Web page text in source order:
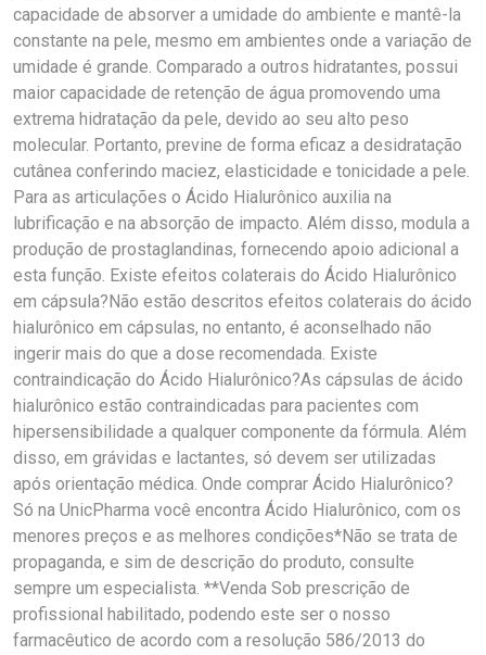
capacidade de absorver a umidade do ambiente e mantê-la
constante na pele, mesmo em ambientes onde a variação de
umidade é grande. Comparado a outros hidratantes, possui
maior capacidade de retenção de água promovendo uma
extrema hidratação da pele, devido ao seu alto peso
molecular. Portanto, previne de forma eficaz a desidratação
cutânea conferindo maciez, elasticidade e tonicidade a pele.
Para as articulações o Ácido Hialurônico auxilia na
lubrificação e na absorção de impacto. Além disso, modula a
produção de prostaglandinas, fornecendo apoio adicional a
esta função. Existe efeitos colaterais do Ácido Hialurônico
em cápsula?Não estão descritos efeitos colaterais do ácido
hialurônico em cápsulas, no entanto, é aconselhado não
ingerir mais do que a dose recomendada. Existe
contraindicação do Ácido Hialurônico?As cápsulas de ácido
hialurônico estão contraindicadas para pacientes com
hipersensibilidade a qualquer componente da fórmula. Além
disso, em grávidas e lactantes, só devem ser utilizadas
após orientação médica. Onde comprar Ácido Hialurônico?
Só na UnicPharma você encontra Ácido Hialurônico, com os
menores preços e as melhores condições*Não se trata de
propaganda, e sim de descrição do produto, consulte
sempre um especialista. **Venda Sob prescrição de
profissional habilitado, podendo este ser o nosso
farmacêutico de acordo com a resolução 586/2013 do